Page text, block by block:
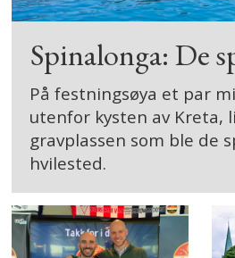
Spinalonga: ­De
På festningsøya et par
utenfor kysten av Kreta,
gravplassen som ble de
hvilested.